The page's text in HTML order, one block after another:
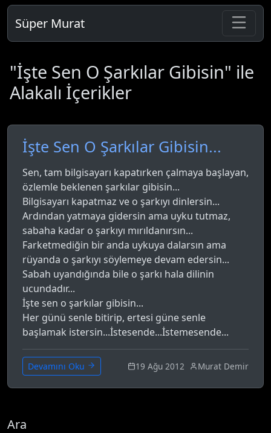
Süper Murat
"İşte Sen O Şarkılar Gibisin" ile
Alakalı İçerikler
İşte Sen O Şarkılar Gibisin...
Sen, tam bilgisayarı kapatırken çalmaya başlayan,
özlemle beklenen şarkılar gibisin...
Bilgisayarı kapatmaz ve o şarkıyı dinlersin...
Ardından yatmaya gidersin ama uyku tutmaz,
sabaha kadar o şarkıyı mırıldanırsın...
Farketmediğin bir anda uykuya dalarsın ama
rüyanda o şarkıyı söylemeye devam edersin...
Sabah uyandığında bile o şarkı hala dilinin
ucundadır...
İşte sen o şarkılar gibisin...
Her günü senle bitirip, ertesi güne senle
başlamak istersin...İstesende...İstemesende...
Devamını Oku 19 Ağu 2012 Murat Demir
Ara